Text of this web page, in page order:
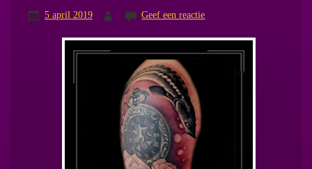
5 april 2019 Geef een reactie